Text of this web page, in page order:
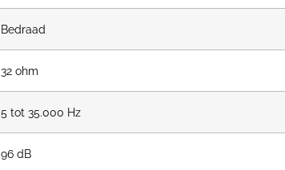
Bedraad
32 ohm
5 tot 35.000 Hz
96 dB